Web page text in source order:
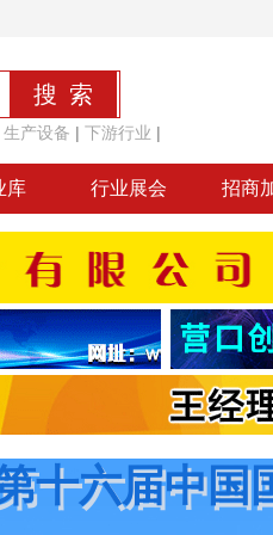
生产设备 | 下游行业 |
库 行业展会 招商
十六届中国